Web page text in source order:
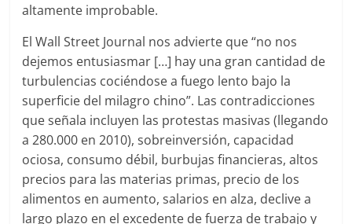
altamente improbable.
El Wall Street Journal nos advierte que “no nos
dejemos entusiasmar […] hay una gran cantidad de
turbulencias cociéndose a fuego lento bajo la
superficie del milagro chino”. Las contradicciones
que señala incluyen las protestas masivas (llegando
a 280.000 en 2010), sobreinversión, capacidad
ociosa, consumo débil, burbujas financieras, altos
precios para las materias primas, precio de los
alimentos en aumento, salarios en alza, declive a
largo plazo en el excedente de fuerza de trabajo y